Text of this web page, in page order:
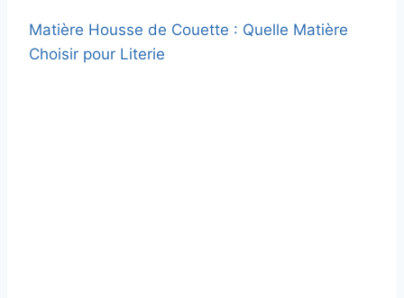
Matière Housse de Couette : Quelle Matière
Choisir pour Literie